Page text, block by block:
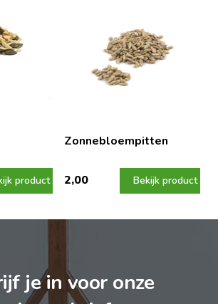
product
Zonnebloempitten
2,00 Bekijk product
je in voor onze